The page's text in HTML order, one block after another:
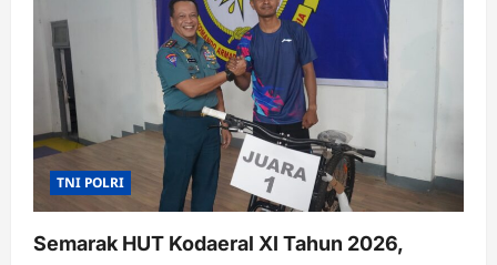
TNI POLRI
Semarak HUT Kodaeral XI Tahun 2026,